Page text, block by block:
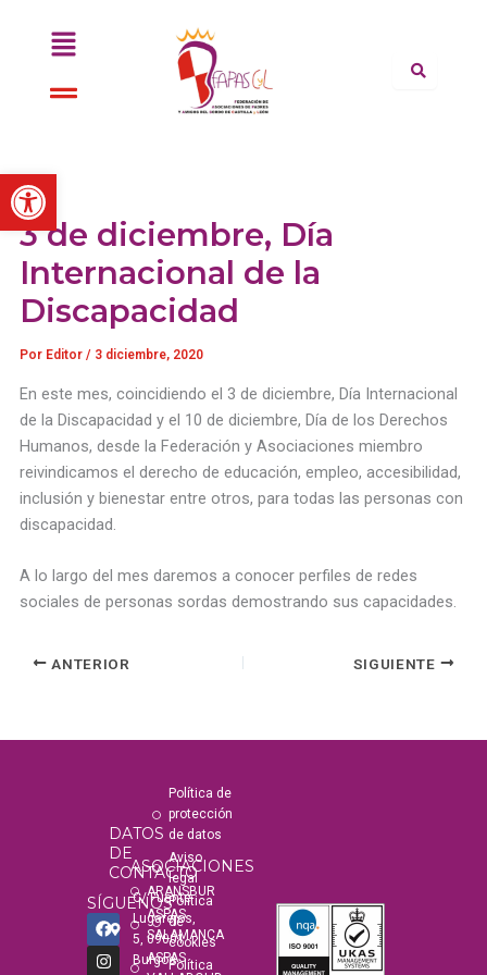
Abrir barra de herramientas
Menú
Menú
3 de diciembre, Día
Internacional de la
Discapacidad
Por Editor / 3 diciembre, 2020
En este mes, coincidiendo el 3 de diciembre, Día Internacional
de la Discapacidad y el 10 de diciembre, Día de los Derechos
Humanos, desde la Federación y Asociaciones miembro
reivindicamos el derecho de educación, empleo, accesibilidad,
inclusión y bienestar entre otros, para todas las personas con
discapacidad.
A lo largo del mes daremos a conocer perfiles de redes
sociales de personas sordas demostrando sus capacidades.
ANTERIOR SIGUIENTE
SÍGUENOS
F
a
c
e
I
n
s
t
Y
o
u
t
T
i
k
t
DATOS
DE
CONTACTO
C/ Fuente
Lugarejos,
5, 09001
Burgos
ASOCIACIONES
ARANSBUR
ASPAS
SALAMANCA
ASPAS
Política de
protección
de datos
Aviso
legal
Política
de
cookies
Política